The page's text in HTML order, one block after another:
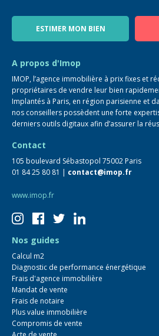
Blog
ESTIMER MON BIEN
A propos d'Imop
IMOP, l’agence immobilière à prix fixes et
propriétaires de vendre leur bien
Implantés à Paris, en région parisienne et
nos conseillers possèdent une forte
derniers outils digitaux afin d’assurer la
Contact
105 boulevard Sébastopol 75002 Paris
01 84 25 80 81 | contact@imop.fr
www.imop.fr
Nos guides
Calcul m2
Diagnostic de performance énergétique
Frais d'agence immobilière
Mandat de vente
Frais de notaire
Plus value immobilière
Compromis de vente